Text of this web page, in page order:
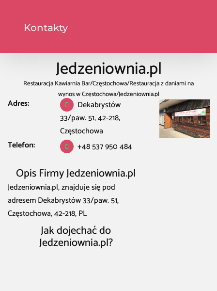
Kontakty
Jedzeniownia.pl
Restauracja Kawiarnia Bar/Częstochowa/Restauracja z daniami na
wynos w Częstochowa/Jedzeniownia.pl
Adres:
Dekabrystów
33/paw. 51, 42-218,
Częstochowa
Telefon:
+48 537 950 484
Opis Firmy Jedzeniownia.pl
Jedzeniownia.pl, znajduje się pod
adresem Dekabrystów 33/paw. 51,
Częstochowa, 42-218, PL
Jak dojechać do
Jedzeniownia.pl?